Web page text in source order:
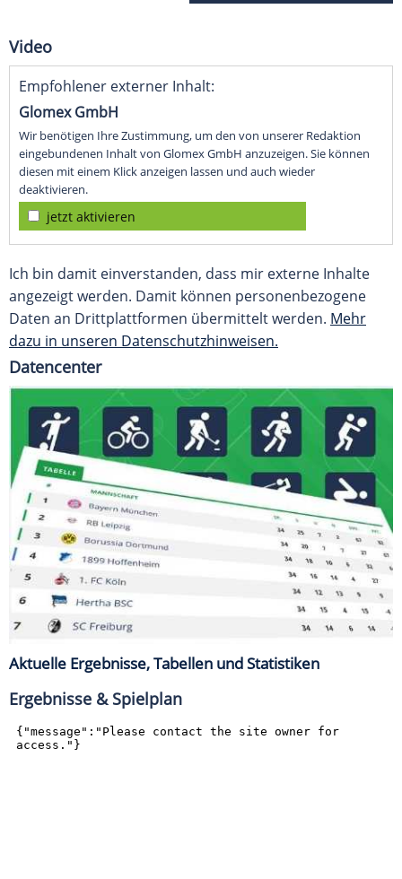
Video
Empfohlener externer Inhalt:
Glomex GmbH
Wir benötigen Ihre Zustimmung, um den von unserer Redaktion
eingebundenen Inhalt von Glomex GmbH anzuzeigen. Sie können
diesen mit einem Klick anzeigen lassen und auch wieder
deaktivieren.
jetzt aktivieren
Ich bin damit einverstanden, dass mir externe Inhalte
angezeigt werden. Damit können personenbezogene
Daten an Drittplattformen übermittelt werden. Mehr
dazu in unseren Datenschutzhinweisen.
Datencenter
Aktuelle Ergebnisse, Tabellen und Statistiken
Ergebnisse & Spielplan